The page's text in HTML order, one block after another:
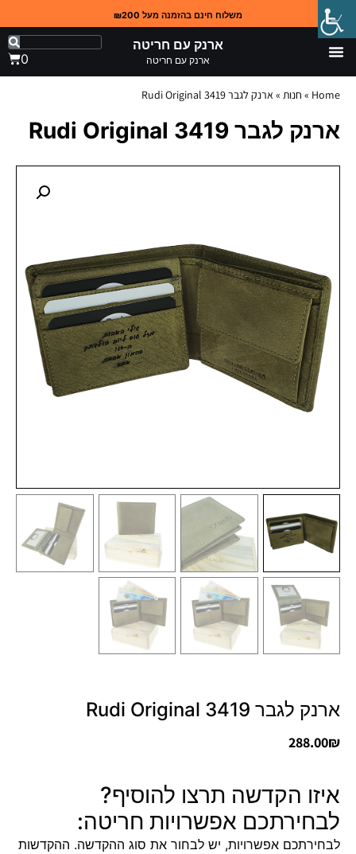
משלוח חינם בהזמנה מעל ₪200
ארנק עם חריטה
ארנק עם חריטה 0
Home
» חנות » ארנק לגבר 3419 Rudi Original
ארנק לגבר 3419 Rudi Original
ארנק לגבר 3419 Rudi Original
288.00₪
איזו הקדשה תרצו להוסיף?
לבחירתכם אפשרויות חריטה:
לבחירתכם אפשרויות, יש לבחור את סוג ההקדשה. ההקדשות